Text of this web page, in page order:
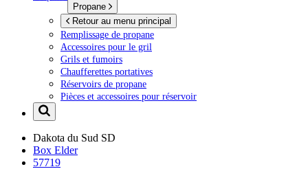
Propane
Retour au menu principal
Remplissage de propane
Accessoires pour le gril
Grils et fumoirs
Chaufferettes portatives
Réservoirs de propane
Pièces et accessoires pour réservoir
Dakota du Sud SD
Box Elder
57719